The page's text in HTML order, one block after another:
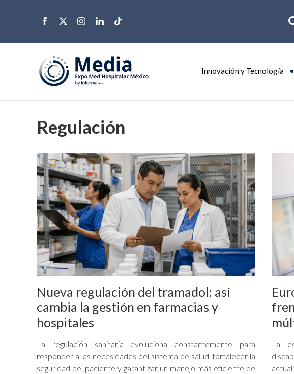
Innovación y Tecnología
Regulación
Nueva regulación del tramadol: así
cambia la gestión en farmacias y
hospitales
La regulación sanitaria evoluciona constantemente para
responder a las necesidades del sistema de salud, fortalecer la
seguridad del paciente y garantizar un manejo más eficiente de
La